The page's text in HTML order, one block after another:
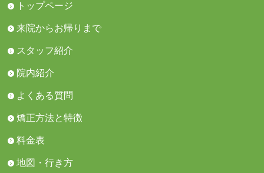
トップページ
来院からお帰りまで
スタッフ紹介
院内紹介
よくある質問
矯正方法と特徴
料金表
地図・行き方